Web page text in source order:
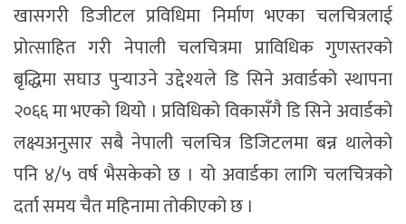
खासगरी डिजीटल प्रविधिमा निर्माण भएका चलचित्रलाई
प्रोत्साहित गरी नेपाली चलचित्रमा प्राविधिक गुणस्तरको
बृद्धिमा सघाउ पुर्‍याउने उद्देश्यले डि सिने अवार्डको स्थापना
२०६६ मा भएको थियो । प्रविधिको विकासँगै डि सिने अवार्डको
लक्ष्यअनुसार सबै नेपाली चलचित्र डिजिटलमा बन्न थालेको
पनि ४/५ वर्ष भैसकेको छ । यो अवार्डका लागि चलचित्रको
दर्ता समय चैत महिनामा तोकीएको छ ।